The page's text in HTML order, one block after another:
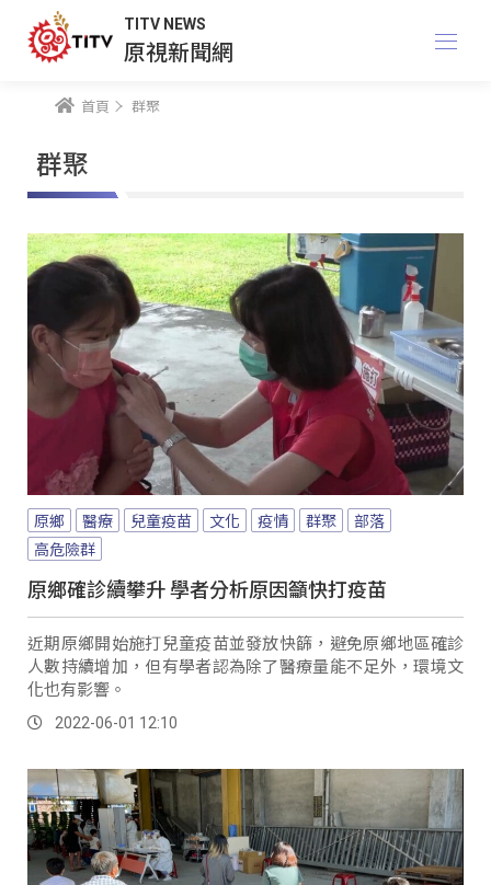
TITV NEWS
原視新聞網
首頁 群聚
群聚
原鄉 醫療 兒童疫苗 文化 疫情 群聚
部落
高危險群
原鄉確診續攀升 學者分析原因籲快打疫苗
近期原鄉開始施打兒童疫苗並發放快篩，避免原鄉地區確診
人數持續增加，但有學者認為除了醫療量能不足外，環境文
化也有影響。
2022-06-01 12:10